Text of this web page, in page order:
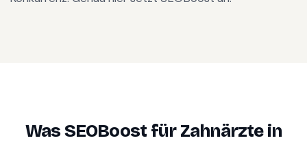
Was SEOBoost fürZahnärztein